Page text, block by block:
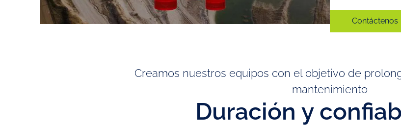
Contáctenos
Creamos nuestros equipos con el objetivo de
mantenimiento
Duración y